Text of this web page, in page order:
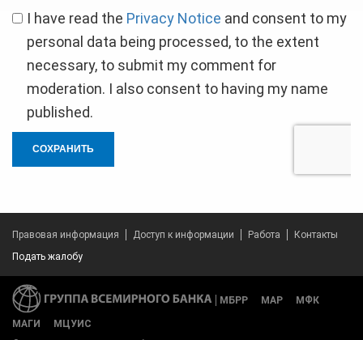
I have read the Privacy Notice and consent to my
personal data being processed, to the extent
necessary, to submit my comment for
moderation. I also consent to having my name
published.
СОХРАНИТЬ
Правовая информация Доступ к информации Работа
Контакты
Подать жалобу
МБРР МАР МФК
МАГИ
МЦУИС